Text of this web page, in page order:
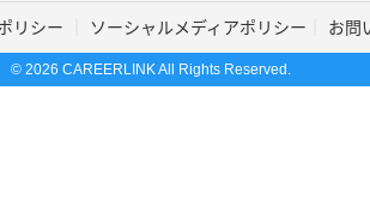
リシー ソーシャルメディアポリシー お問
© 2026 CAREERLINK All Rights Reserved.